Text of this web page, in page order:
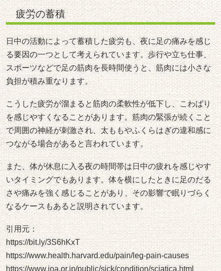
つながる場合があると言われています。
また、体が休息に入る夜の時間帯は日中の疲れを感じやす
いタイミングでもあります。体を横にしたときに足のだる
さや痛みを強く感じることがあり、その影響で眠りづらく
なるケースもあると説明されています。
引用元：
https://bit.ly/3S6hKxT
https://www.health.harvard.edu/pain/leg-pain-causes
https://www.joa.or.jp/public/sick/condition/sciatica.html
#夜の足の痛み
#血流
#神経
#筋肉疲労
#脚の違和感
足の痛みで眠れないときの対処法